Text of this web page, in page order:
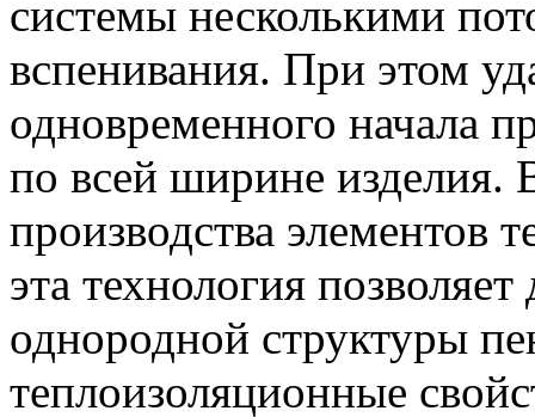
системы несколькими
вспенивания. При этом
одновременного начала
по всей ширине изделия.
производства элементов
эта технология
однородной структуры
теплоизоляционные